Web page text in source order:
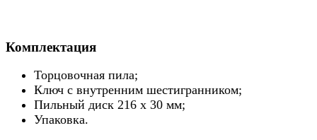
Комплектация
Торцовочная пила;
Ключ с внутренним шестигранником;
Пильный диск 216 x 30 мм;
Упаковка.